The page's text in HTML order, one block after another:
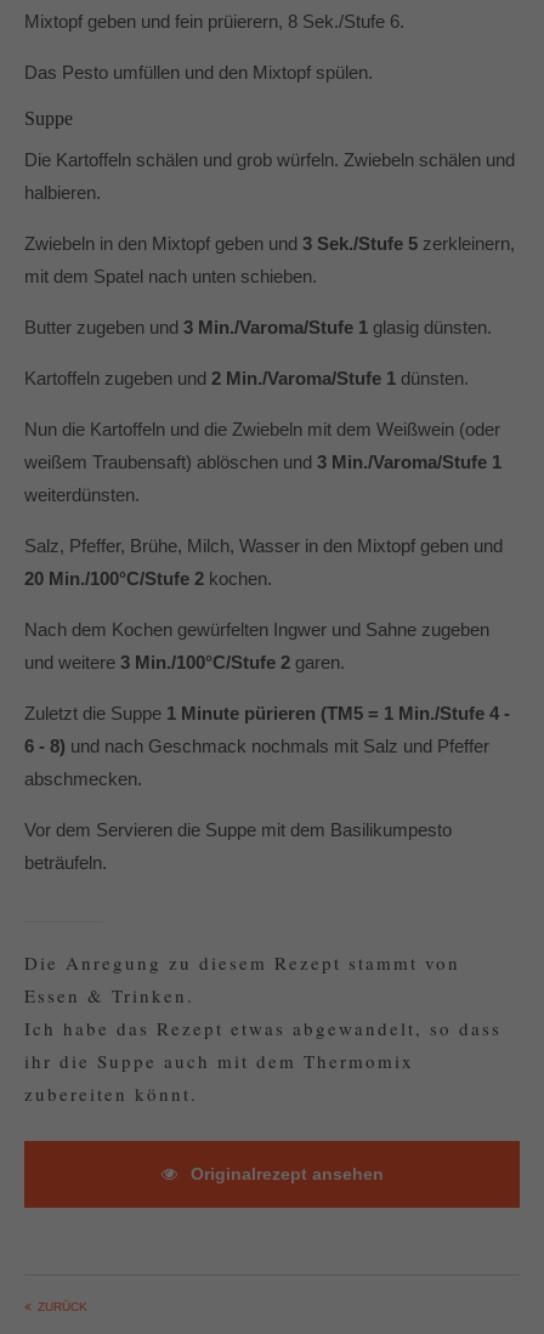
Mixtopf geben und fein prüierern, 8 Sek./Stufe 6.
Das Pesto umfüllen und den Mixtopf spülen.
Suppe
Die Kartoffeln schälen und grob würfeln. Zwiebeln schälen und
halbieren.
Zwiebeln in den Mixtopf geben und 3 Sek./Stufe 5 zerkleinern,
mit dem Spatel nach unten schieben.
Butter zugeben und 3 Min./Varoma/Stufe 1 glasig dünsten.
Kartoffeln zugeben und 2 Min./Varoma/Stufe 1 dünsten.
Nun die Kartoffeln und die Zwiebeln mit dem Weißwein (oder
weißem Traubensaft) ablöschen und 3 Min./Varoma/Stufe 1
weiterdünsten.
Salz, Pfeffer, Brühe, Milch, Wasser in den Mixtopf geben und
20 Min./100°C/Stufe 2 kochen.
Nach dem Kochen gewürfelten Ingwer und Sahne zugeben
und weitere 3 Min./100°C/Stufe 2 garen.
Zuletzt die Suppe 1 Minute pürieren (TM5 = 1 Min./Stufe 4 -
6 - 8) und nach Geschmack nochmals mit Salz und Pfeffer
abschmecken.
Vor dem Servieren die Suppe mit dem Basilikumpesto
beträufeln.
Die Anregung zu diesem Rezept stammt von
Essen & Trinken.
Ich habe das Rezept etwas abgewandelt, so dass
ihr die Suppe auch mit dem Thermomix
zubereiten könnt.
Originalrezept ansehen
ZURÜCK